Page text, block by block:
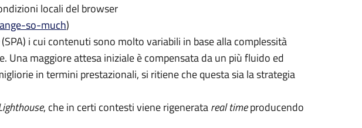
locali del browser
so-much)
(SPA) i cui contenuti sono molto variabili in base alla complessità
Una maggiore attesa iniziale è compensata da un più fluido ed
in termini prestazionali, si ritiene che questa sia la strategia
, che in certi contesti viene rigeneratareal timeproducendo